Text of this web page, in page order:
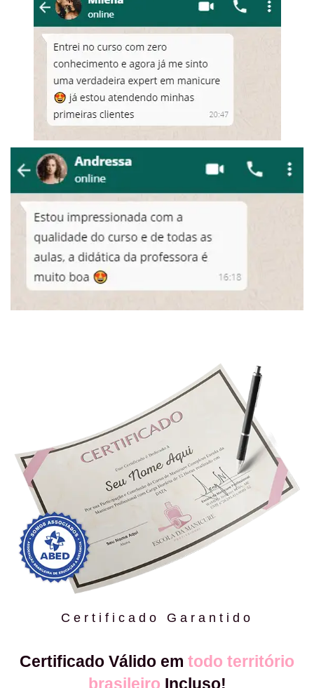
Certificado Garantido
Certificado Válido em todo território
brasileiro Incluso!